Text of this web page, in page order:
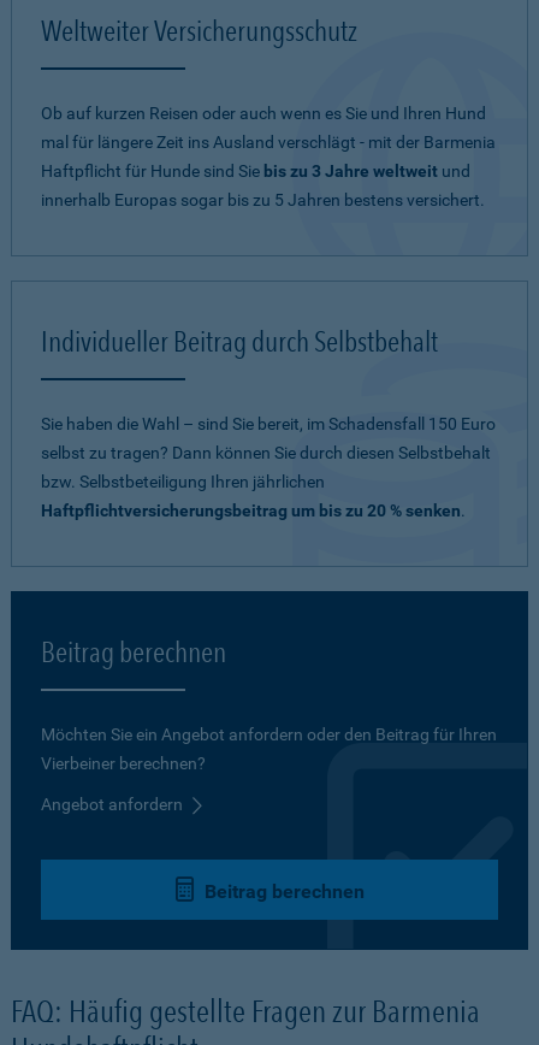
Weltweiter Versicherungsschutz
Ob auf kurzen Reisen oder auch wenn es Sie und Ihren Hund
mal für längere Zeit ins Ausland verschlägt - mit der Barmenia
Haftpflicht für Hunde sind Sie bis zu 3 Jahre weltweit und
innerhalb Europas sogar bis zu 5 Jahren bestens versichert.
Individueller Beitrag durch Selbstbehalt
Sie haben die Wahl – sind Sie bereit, im Schadensfall 150 Euro
selbst zu tragen? Dann können Sie durch diesen Selbstbehalt
bzw. Selbstbeteiligung Ihren jährlichen
Haftpflichtversicherungsbeitrag um bis zu 20 % senken.
Beitrag berechnen
Möchten Sie ein Angebot anfordern oder den Beitrag für Ihren
Vierbeiner berechnen?
Angebot anfordern
Beitrag berechnen
FAQ: Häufig gestellte Fragen zur Barmenia